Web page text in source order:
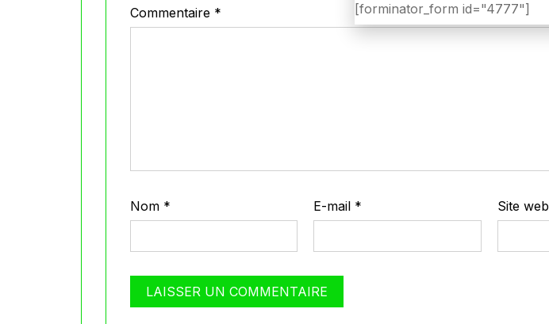
Commentaire *
Nom * E-mail * Site web
[forminator_form id="4777"]